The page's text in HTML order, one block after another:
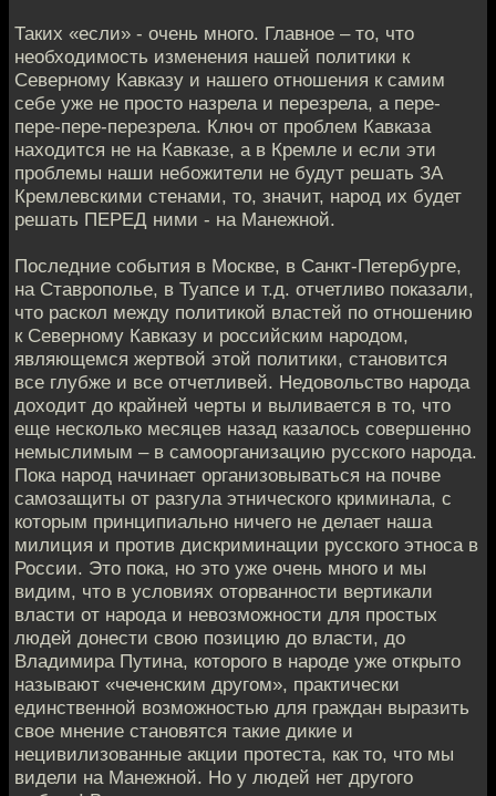
Таких «если» - очень много. Главное – то, что
необходимость изменения нашей политики к
Северному Кавказу и нашего отношения к самим
себе уже не просто назрела и перезрела, а пере-
пере-пере-перезрела. Ключ от проблем Кавказа
находится не на Кавказе, а в Кремле и если эти
проблемы наши небожители не будут решать ЗА
Кремлевскими стенами, то, значит, народ их будет
решать ПЕРЕД ними - на Манежной.
Последние события в Москве, в Санкт-Петербурге,
на Ставрополье, в Туапсе и т.д. отчетливо показали,
что раскол между политикой властей по отношению
к Северному Кавказу и российским народом,
являющемся жертвой этой политики, становится
все глубже и все отчетливей. Недовольство народа
доходит до крайней черты и выливается в то, что
еще несколько месяцев назад казалось совершенно
немыслимым – в самоорганизацию русского народа.
Пока народ начинает организовываться на почве
самозащиты от разгула этнического криминала, с
которым принципиально ничего не делает наша
милиция и против дискриминации русского этноса в
России. Это пока, но это уже очень много и мы
видим, что в условиях оторванности вертикали
власти от народа и невозможности для простых
людей донести свою позицию до власти, до
Владимира Путина, которого в народе уже открыто
называют «чеченским другом», практически
единственной возможностью для граждан выразить
свое мнение становятся такие дикие и
нецивилизованные акции протеста, как то, что мы
видели на Манежной. Но у людей нет другого